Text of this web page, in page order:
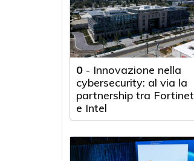
0 - Innovazione nella
cybersecurity: al via la
partnership tra Fortinet
e Intel